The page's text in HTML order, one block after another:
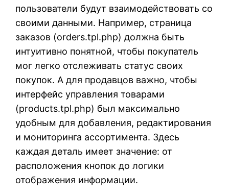
пользователи будут взаимодействовать со
своими данными. Например, страница
заказов (orders.tpl.php) должна быть
интуитивно понятной, чтобы покупатель
мог легко отслеживать статус своих
покупок. А для продавцов важно, чтобы
интерфейс управления товарами
(products.tpl.php) был максимально
удобным для добавления, редактирования
и мониторинга ассортимента. Здесь
каждая деталь имеет значение: от
расположения кнопок до логики
отображения информации.